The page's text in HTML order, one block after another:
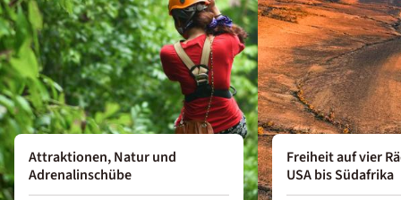
Attraktionen, Natur und
Adrenalinschübe
Freiheit auf vier
USA bis Südafrika